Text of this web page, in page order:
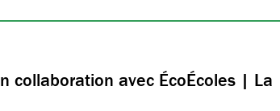
collaboration avec ÉcoÉcoles | La